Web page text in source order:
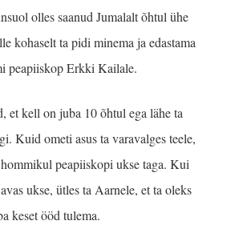
olles saanud Jumalalt õhtul ühe
kohaselt ta pidi minema ja edastama
peapiiskop Erkki Kailale.
et kell on juba 10 õhtul ega lähe ta
Kuid ometi asus ta varavalges teele,
peapiiskopi ukse taga. Kui
ukse, ütles ta Aarnele, et ta oleks
keset ööd tulema.